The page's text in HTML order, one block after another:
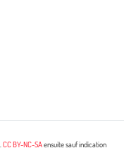
CC BY-NC-SAensuite sauf indication